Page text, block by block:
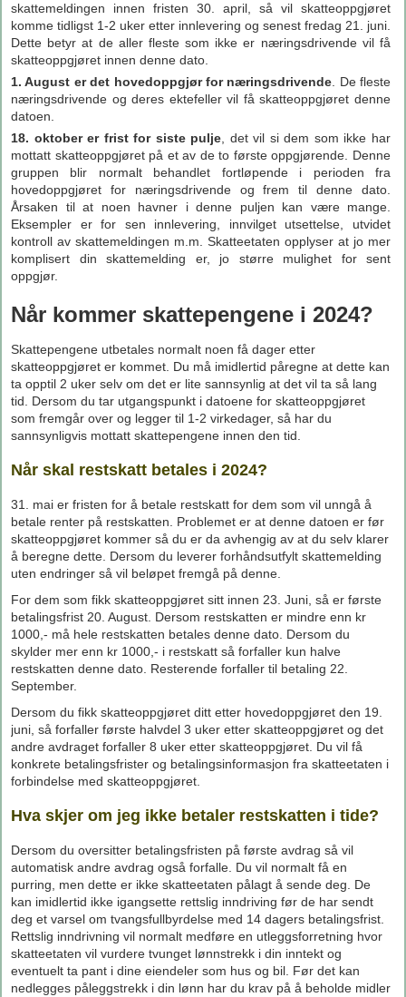
skattemeldingen innen fristen 30. april, så vil skatteoppgjøret
komme tidligst 1-2 uker etter innlevering og senest fredag 21. juni.
Dette betyr at de aller fleste som ikke er næringsdrivende vil få
skatteoppgjøret innen denne dato.
1. August er det hovedoppgjør for næringsdrivende. De fleste
næringsdrivende og deres ektefeller vil få skatteoppgjøret denne
datoen.
18. oktober er frist for siste pulje, det vil si dem som ikke har
mottatt skatteoppgjøret på et av de to første oppgjørende. Denne
gruppen blir normalt behandlet fortløpende i perioden fra
hovedoppgjøret for næringsdrivende og frem til denne dato.
Årsaken til at noen havner i denne puljen kan være mange.
Eksempler er for sen innlevering, innvilget utsettelse, utvidet
kontroll av skattemeldingen m.m. Skatteetaten opplyser at jo mer
komplisert din skattemelding er, jo større mulighet for sent
oppgjør.
Når kommer skattepengene i 2024?
Skattepengene utbetales normalt noen få dager etter
skatteoppgjøret er kommet. Du må imidlertid påregne at dette kan
ta opptil 2 uker selv om det er lite sannsynlig at det vil ta så lang
tid. Dersom du tar utgangspunkt i datoene for skatteoppgjøret
som fremgår over og legger til 1-2 virkedager, så har du
sannsynligvis mottatt skattepengene innen den tid.
Når skal restskatt betales i 2024?
31. mai er fristen for å betale restskatt for dem som vil unngå å
betale renter på restskatten. Problemet er at denne datoen er før
skatteoppgjøret kommer så du er da avhengig av at du selv klarer
å beregne dette. Dersom du leverer forhåndsutfylt skattemelding
uten endringer så vil beløpet fremgå på denne.
For dem som fikk skatteoppgjøret sitt innen 23. Juni, så er første
betalingsfrist 20. August. Dersom restskatten er mindre enn kr
1000,- må hele restskatten betales denne dato. Dersom du
skylder mer enn kr 1000,- i restskatt så forfaller kun halve
restskatten denne dato. Resterende forfaller til betaling 22.
September.
Dersom du fikk skatteoppgjøret ditt etter hovedoppgjøret den 19.
juni, så forfaller første halvdel 3 uker etter skatteoppgjøret og det
andre avdraget forfaller 8 uker etter skatteoppgjøret. Du vil få
konkrete betalingsfrister og betalingsinformasjon fra skatteetaten i
forbindelse med skatteoppgjøret.
Hva skjer om jeg ikke betaler restskatten i tide?
Dersom du oversitter betalingsfristen på første avdrag så vil
automatisk andre avdrag også forfalle. Du vil normalt få en
purring, men dette er ikke skatteetaten pålagt å sende deg. De
kan imidlertid ikke igangsette rettslig inndriving før de har sendt
deg et varsel om tvangsfullbyrdelse med 14 dagers betalingsfrist.
Rettslig inndrivning vil normalt medføre en utleggsforretning hvor
skatteetaten vil vurdere tvunget lønnstrekk i din inntekt og
eventuelt ta pant i dine eiendeler som hus og bil. Før det kan
nedlegges påleggstrekk i din lønn har du krav på å beholde midler